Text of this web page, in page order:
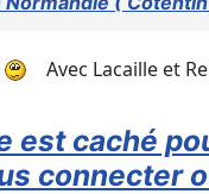
Avec Lacaille et
est caché
connecter